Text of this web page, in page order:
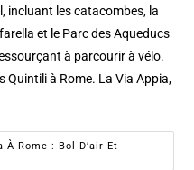
incluant les catacombes, la
et le Parc des Aqueducs
à parcourir à vélo.
Quintili à Rome. La Via Appia,
Rome : Bol D’air Et